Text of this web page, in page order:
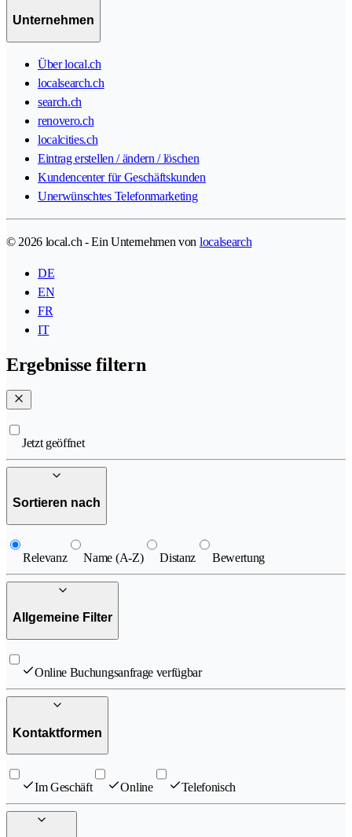
Unternehmen
Über local.ch
localsearch.ch
search.ch
renovero.ch
localcities.ch
Eintrag erstellen / ändern / löschen
Kundencenter für Geschäftskunden
Unerwünschtes Telefonmarketing
© 2026 local.ch - Ein Unternehmen von localsearch
DE
EN
FR
IT
Ergebnisse filtern
Jetzt geöffnet
Sortieren nach
Relevanz Name (A-Z) Distanz Bewertung
Allgemeine Filter
Online Buchungsanfrage verfügbar
Kontaktformen
Im Geschäft Online Telefonisch